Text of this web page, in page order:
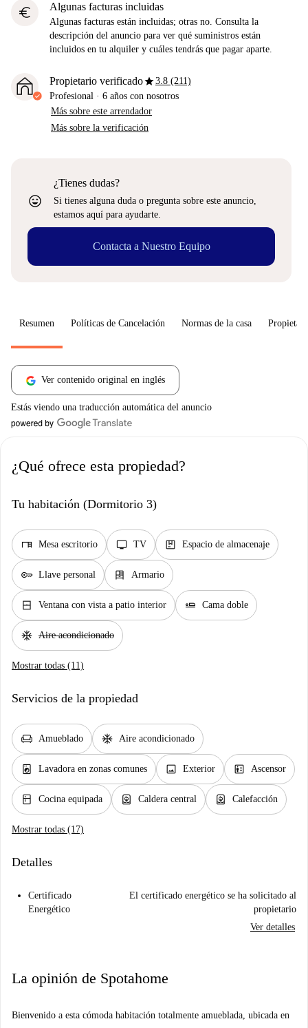
euro Algunas facturas incluidas
Algunas facturas están incluidas; otras no. Consulta la
descripción del anuncio para ver qué suministros están
incluidos en tu alquiler y cuáles tendrás que pagar aparte.
Propietario verificadostar3.8 (211)
Profesional · 6 años con nosotros
Más sobre este arrendador
Más sobre la verificación
sentiment_very_satisfied
¿Tienes dudas?
Si tienes alguna duda o pregunta sobre este anuncio,
estamos aquí para ayudarte.
Contacta a Nuestro Equipo
Resumen Políticas de Cancelación Normas de la casa
Ver contenido original en inglés
Estás viendo una traducción automática del anuncio
¿Qué ofrece esta propiedad?
Tu habitación (Dormitorio 3)
desk Mesa escritorio tv TV package Espacio de almacenaje
key Llave personal dresser Armario
window_closed Ventana con vista a patio interior airline_seat_flat Cama doble
ac_unit Aire acondicionado
Mostrar todas (11)
Servicios de la propiedad
chair Amueblado ac_unit Aire acondicionado
local_laundry_service Lavadora en zonas comunes image Exterior elevator Ascensor
kitchen Cocina equipada water_heater Caldera central water_heater Calefacción
Mostrar todas (17)
Detalles
Certificado
Energético
El certificado energético se ha solicitado al
propietario
Ver detalles
La opinión de Spotahome
Bienvenido a esta cómoda habitación totalmente amueblada, ubicada en